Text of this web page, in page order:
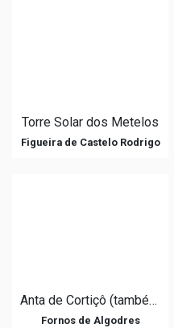
Torre Solar dos Metelos
Figueira de Castelo Rodrigo
Anta de Cortiçô (também Orca de Cortiçô ou Dólmen da Casa da Orca)
Fornos de Algodres